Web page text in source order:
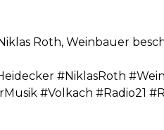
Roth, Weinbauer
#NiklasRoth
#Volkach #Radio21